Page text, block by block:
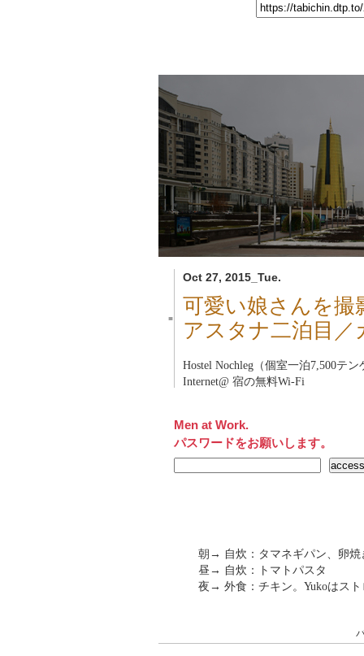
Oct 27, 2015_Tue.
■
可愛い娘さんを
アスタナ二泊目
Hostel Nochleg（個室一泊7,500テ
Internet@ 宿の無料Wi-Fi
Men at Work.
パスワードをお願いします。
朝→ 自炊：タマネギパン、卵焼
昼→ 自炊：トマトパスタ
夜→ 外食：チキン。Yukoはスト